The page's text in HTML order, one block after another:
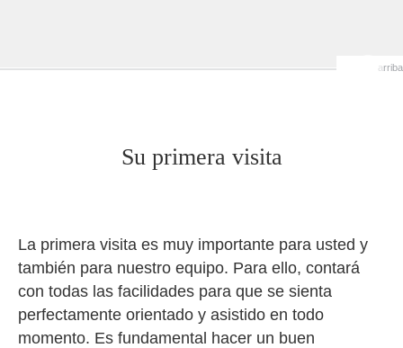
arriba
Su primera visita
La primera visita es muy importante para usted y
también para nuestro equipo. Para ello, contará
con todas las facilidades para que se sienta
perfectamente orientado y asistido en todo
momento. Es fundamental hacer un buen